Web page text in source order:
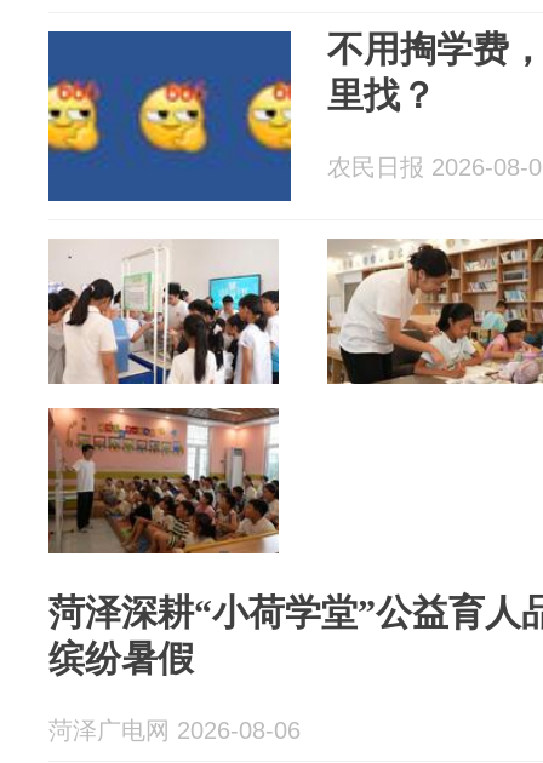
不用掏学费
里找？
农民日报 2026-08-
菏泽深耕“小荷学堂”公益育人
缤纷暑假
菏泽广电网 2026-08-06